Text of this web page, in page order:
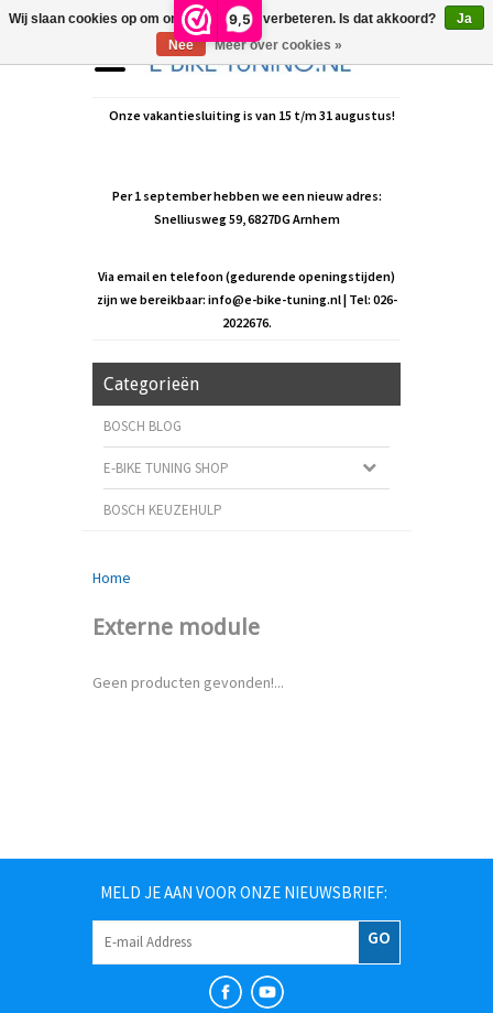
9,5
Onze vakantiesluiting is van 15 t/m 31 augustus!
Per 1 september hebben we een nieuw adres:
Snelliusweg 59, 6827DG Arnhem
Via email en telefoon (gedurende openingstijden)
zijn we bereikbaar: info@e-bike-tuning.nl| Tel: 026-
2022676.
Categorieën
BOSCH BLOG
E-BIKE TUNING SHOP
BOSCH KEUZEHULP
Home
Externe module
Geen producten gevonden!...
MELD JE AAN VOOR ONZE NIEUWSBRIEF:
GO
Wij slaan cookies op om onze website te verbeteren. Is dat akkoord?
Ja
Nee
Meer over cookies »